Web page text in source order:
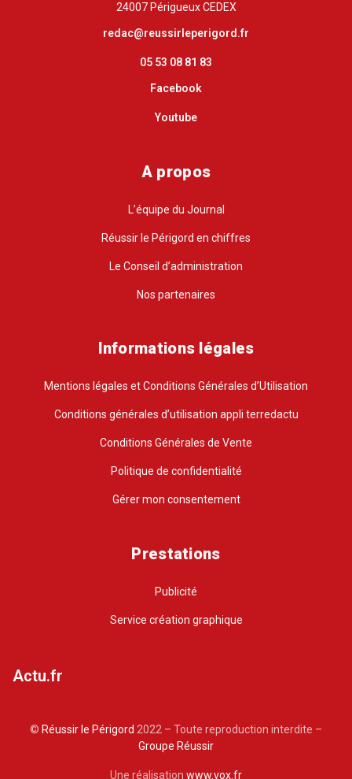
24007 Périgueux CEDEX
redac@reussirleperigord.fr
05 53 08 81 83
Facebook
Youtube
A propos
L’équipe du Journal
Réussir le Périgord en chiffres
Le Conseil d’administration
Nos partenaires
Informations légales
Mentions légales et Conditions Générales d’Utilisation
Conditions générales d’utilisation appli terredactu
Conditions Générales de Vente
Politique de confidentialité
Gérer mon consentement
Prestations
Publicité
Service création graphique
Actu.fr
© Réussir le Périgord 2022 – Toute reproduction interdite –
Groupe Réussir
Une réalisation www.vox.fr